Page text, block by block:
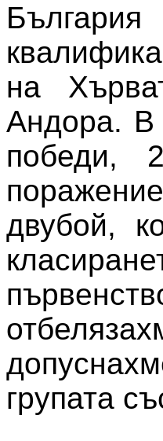
на
Андора. В
победи,
двубой,
групата